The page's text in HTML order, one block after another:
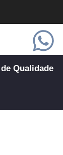
Qualidade